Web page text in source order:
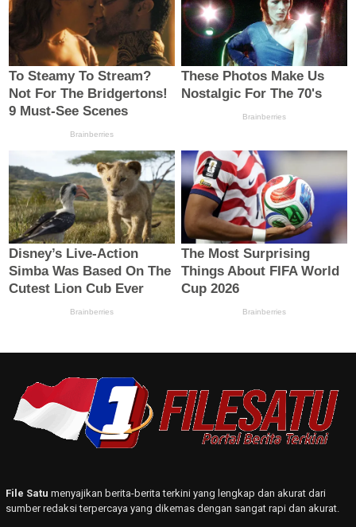
File Satu menyajikan berita-berita terkini yang lengkap dan akurat dari
sumber redaksi terpercaya yang dikemas dengan sangat rapi dan akurat.